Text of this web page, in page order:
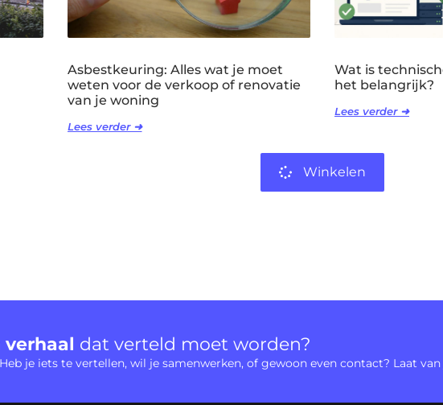
Asbestkeuring: Alles wat je moet
weten voor de verkoop of renovatie
van je woning
Lees verder ➜
Wat is
het belangrijk?
Lees verder ➜
Winkelen
verhaal dat verteld moet worden?
je iets te vertellen, wil je samenwerken, of gewoon even contact? Laat van